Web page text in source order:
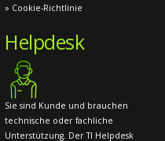
» Cookie-Richtlinie
Helpdesk
Sie sind Kunde und brauchen
technische oder fachliche
Unterstützung. Der TI Helpdesk